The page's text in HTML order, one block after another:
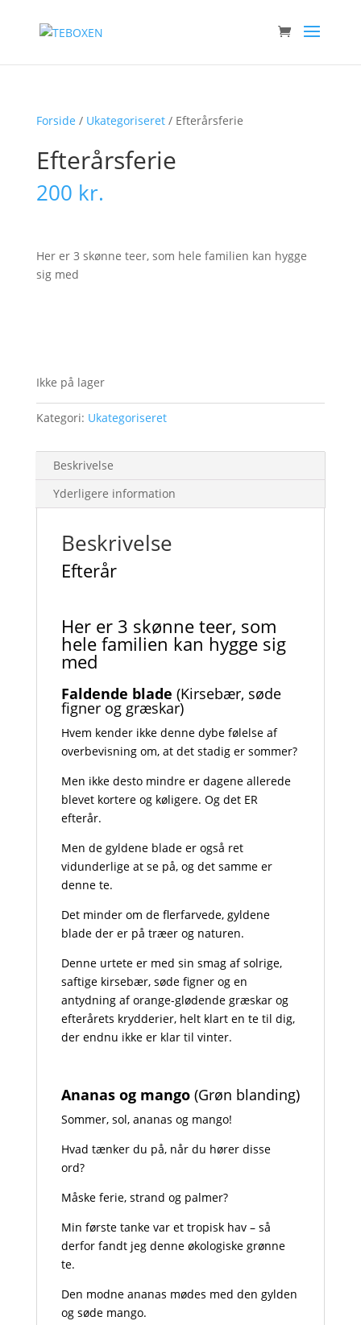
Forside / Ukategoriseret/ Efterårsferie
Efterårsferie
200 kr.
Her er 3 skønne teer, som hele familien kan hygge
sig med
Ikke på lager
Kategori: Ukategoriseret
Beskrivelse
Yderligere information
Beskrivelse
Efterår
Her er 3 skønne teer, som
hele familien kan hygge sig
med
Faldende blade (Kirsebær, søde
figner og græskar)
Hvem kender ikke denne dybe følelse af
overbevisning om, at det stadig er sommer?
Men ikke desto mindre er dagene allerede
blevet kortere og køligere. Og det ER
efterår.
Men de gyldene blade er også ret
vidunderlige at se på, og det samme er
denne te.
Det minder om de flerfarvede, gyldene
blade der er på træer og naturen.
Denne urtete er med sin smag af solrige,
saftige kirsebær, søde figner og en
antydning af orange-glødende græskar og
efterårets krydderier, helt klart en te til dig,
der endnu ikke er klar til vinter.
Ananas og mango(Grøn blanding)
Sommer, sol, ananas og mango!
Hvad tænker du på, når du hører disse
ord?
Måske ferie, strand og palmer?
Min første tanke var et tropisk hav – så
derfor fandt jeg denne økologiske grønne
te.
Den modne ananas mødes med den gylden
og søde mango.